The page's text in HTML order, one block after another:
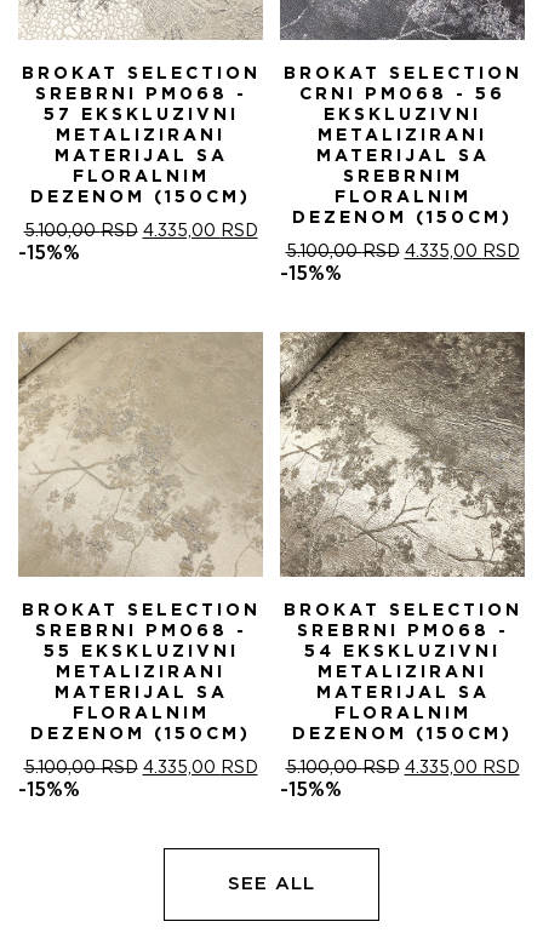
BROKAT SELECTION
SREBRNI PM068 -
57 EKSKLUZIVNI
METALIZIRANI
MATERIJAL SA
FLORALNIM
DEZENOM (150CM)
5.100,00RSD ОРИГИНАЛНА
4.335,00 RSDТРЕНУТНА
ЦЕНА
-15%%
BROKAT SELECTION
CRNI PM068 - 56
EKSKLUZIVNI
METALIZIRANI
MATERIJAL SA
SREBRNIM
FLORALNIM
DEZENOM (150CM)
5.100,00RSD ОРИГИНАЛНА
5.100,00 RSD.
4.335,00 RSD
-15%%
BROKAT SELECTION
SREBRNI PM068 -
55 EKSKLUZIVNI
METALIZIRANI
MATERIJAL SA
FLORALNIM
DEZENOM (150CM)
5.100,00RSD ОРИГИНАЛНА
5.100,00 RSD.
4.335,00 RSDТРЕНУТНА
ЦЕНА
-15%%
BROKAT SELECTION
SREBRNI PM068 -
54 EKSKLUZIVNI
METALIZIRANI
MATERIJAL SA
FLORALNIM
DEZENOM (150CM)
5.100,00RSD ОРИГИНАЛНА
4.335,00 RSD
-15%%
SEE ALL